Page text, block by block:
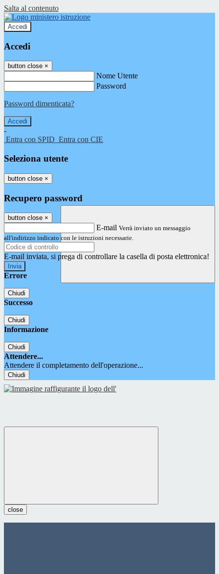
Salta al contenuto
Accedi
Accedi
button close ×
Nome Utente
Password
Password dimenticata?
-
Entra con SPID Entra con CIE
Seleziona utente
button close ×
Recupero password
button close ×
E-mail Verrà inviato un messaggio
all'indirizzo indicato con le istruzioni necessarie.
E-mail inviata, si prega di controllare la casella di posta elettronica!
Errore
Chiudi
Successo
Chiudi
Informazione
Chiudi
Attendere...
Attendere il completamento dell'operazione...
Chiudi
close